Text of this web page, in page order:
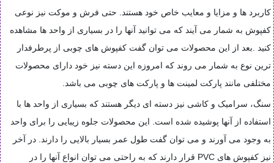
کاربرد ها و مزایا و معایب خاص خود هستند. حتی فرش و موکت نیز نوعی
کفپوش به شمار می آیند که می توانید آنها را در بسیاری از واحد ها مشاهده
کنید
بعد از این محصولات می توان گفت کفپوش های چوبی از پرطرفدار
ترین نوع به شمار می روند که امروزه این دسته نیز خود دارای محصولات
مختلفی مانند پارکت لمینت ها و پارکت های چوبی می باشد
سنگ، سرامیک و کاشی نیز دسته ای دیگر هستند که بسیاری از واحد ها با
استفاده از آنها پوشیده شده است. این محصولات جلوه زیبایی را برای واحد
به وجود می آورند و می توان گفت طول عمر بسیار بالایی را دارند. در آخر
نیز کفپوش های PVC قرار دارند که به راحتی می توان انواع آنها را در